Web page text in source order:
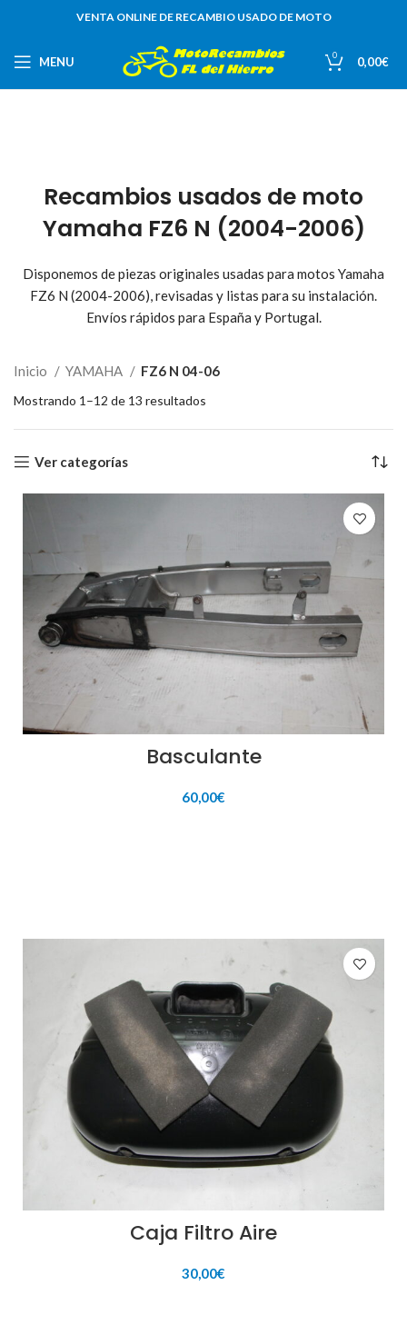
VENTA ONLINE DE RECAMBIO USADO DE MOTO
MENU 0 0,00€
Recambios usados de moto
Yamaha FZ6 N (2004-2006)
Disponemos de piezas originales usadas para motos Yamaha
FZ6 N (2004-2006), revisadas y listas para su instalación.
Envíos rápidos para España y Portugal.
Inicio YAMAHA FZ6 N 04-06
Mostrando 1–12 de 13 resultados
Ver categorías
Basculante
60,00€
Caja Filtro Aire
30,00€